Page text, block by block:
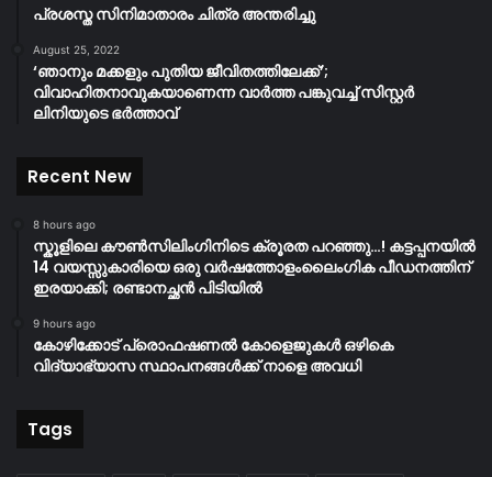
പ്രശസ്ത സിനിമാതാരം ചിത്ര അന്തരിച്ചു
August 25, 2022
‘ഞാനും മക്കളും പുതിയ ജീവിതത്തിലേക്ക്’;
വിവാഹിതനാവുകയാണെന്ന വാർത്ത പങ്കുവച്ച് സിസ്റ്റർ
ലിനിയുടെ ഭർത്താവ്
Recent New
8 hours ago
സ്കൂളിലെ കൗൺസിലിംഗിനിടെ ക്രൂരത പറഞ്ഞു…! കട്ടപ്പനയിൽ
14 വയസ്സുകാരിയെ ഒരു വർഷത്തോളംലൈംഗിക പീഡനത്തിന്
ഇരയാക്കി; രണ്ടാനച്ഛൻ പിടിയിൽ
9 hours ago
കോഴിക്കോട് പ്രൊഫഷണൽ കോളെജുകൾ ഒഴികെ
വിദ്യാഭ്യാസ സ്ഥാപനങ്ങൾക്ക് നാളെ അവധി
Tags